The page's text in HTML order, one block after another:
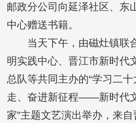
邮政分公司向延泽社区、东
中心赠送书籍。
当天下午，由磁灶镇联
明实践中心、晋江市新时代
总队等共同主办的“学习二
走、奋进新征程——新时代
家”主题文艺演出举办，来